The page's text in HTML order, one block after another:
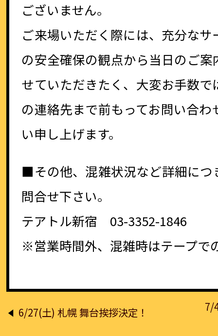
ございません。
ご来場いただく際には、充分な
の安全確保の観点から当日のご
せていただきたく、大変お手数
の連絡先まで前もってお問い合
い申し上げます。
■その他、混雑状況など詳細につ
問合せ下さい。
テアトル新宿 03-3352-1846
※営業時間外、混雑時はテープで
投6/27(土) 札幌 舞台挨拶決定！ 7/